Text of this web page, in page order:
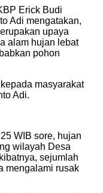
Erick Budi
Adi mengatakan,
upaya
alam hujan lebat
pohon
masyarakat
Adi.
WIB sore, hujan
wilayah Desa
sejumlah
mengalami rusak